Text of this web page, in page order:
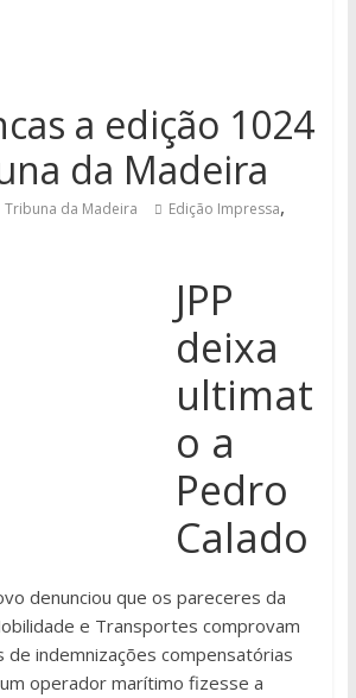
a edição 1024
da Madeira
Tribuna da Madeira Edição Impressa,
JPP
deixa
ultimat
o a
Pedro
Calado
denunciou que os pareceres da
e Transportes comprovam
de indemnizações compensatórias
operador marítimo fizesse a